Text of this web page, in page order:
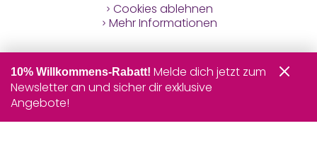
Cookies ablehnen
Mehr Informationen
10% Willkommens-Rabatt! Melde dich jetzt zum
Newsletter an und sicher dir exklusive
Angebote!